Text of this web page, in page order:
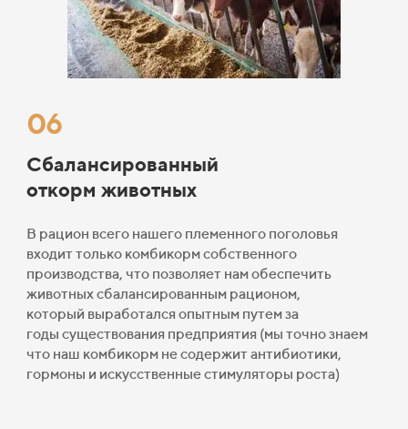
06
Сбалансированный
откорм животных
В рацион всего нашего племенного поголовья
входит только комбикорм собственного
производства, что позволяет нам обеспечить
животных сбалансированным рационом,
который выработался опытным путем за
годы существования предприятия (мы точно знаем
что наш комбикорм не содержит антибиотики,
гормоны и искусственные стимуляторы роста)